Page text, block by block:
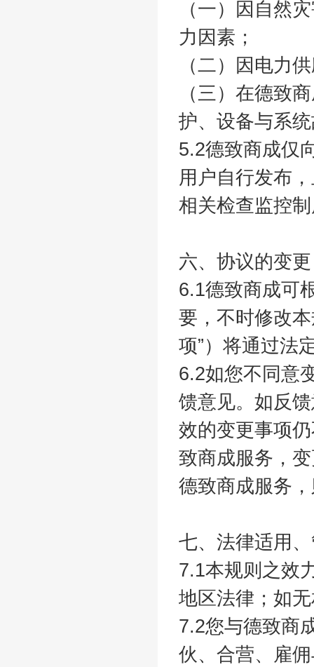
（一）因自然
力因素；
（二）因电力
（三）在德致
护、设备与系
5.2德致商成仅
用户自行发布
相关检查监控
六、协议的变更
6.1德致商成可
要，不时修改
项”）将通过法
6.2如您不同意
馈意见。如反
效的变更事项
致商成服务，
德致商成服务
七、法律适用
7.1本规则之效
地区法律；如
7.2您与德致商
伙、合营、雇